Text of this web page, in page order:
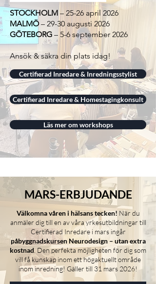
STOCKHOLM– 25-26 april 2026
MALMÖ– 29-30 augusti 2026
GÖTEBORG – 5-6 september 2026
Ansök & säkra din plats idag!
Certifierad Inredare & Inredningsstylist
Certifierad Inredare & Homestagingkonsult
Läs mer om workshops
MARS-ERBJUDANDE
Välkomna våren i hälsans tecken! När du
anmäler dig till en av våra yrkesutbildningar till
Certifierad Inredare i mars ingår
påbyggnadskursen Neurodesign – utan extra
kostnad . Den perfekta möjligheten för dig som
vill få kunskap inom ett högaktuellt område
inom inredning! Gäller till 31 mars 2026!